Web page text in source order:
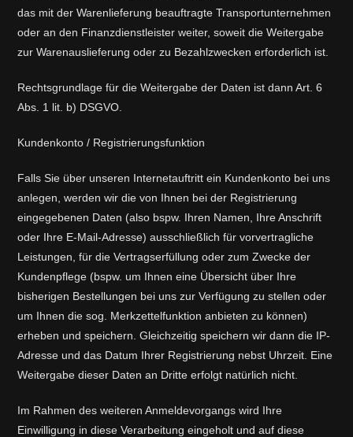
das mit der Warenlieferung beauftragte Transportunternehmen
oder an den Finanzdienstleister weiter, soweit die Weitergabe
zur Warenauslieferung oder zu Bezahlzwecken erforderlich ist.
Rechtsgrundlage für die Weitergabe der Daten ist dann Art. 6
Abs. 1 lit. b) DSGVO.
Kundenkonto / Registrierungsfunktion
Falls Sie über unseren Internetauftritt ein Kundenkonto bei uns
anlegen, werden wir die von Ihnen bei der Registrierung
eingegebenen Daten (also bspw. Ihren Namen, Ihre Anschrift
oder Ihre E-Mail-Adresse) ausschließlich für vorvertragliche
Leistungen, für die Vertragserfüllung oder zum Zwecke der
Kundenpflege (bspw. um Ihnen eine Übersicht über Ihre
bisherigen Bestellungen bei uns zur Verfügung zu stellen oder
um Ihnen die sog. Merkzettelfunktion anbieten zu können)
erheben und speichern. Gleichzeitig speichern wir dann die IP-
Adresse und das Datum Ihrer Registrierung nebst Uhrzeit. Eine
Weitergabe dieser Daten an Dritte erfolgt natürlich nicht.
Im Rahmen des weiteren Anmeldevorgangs wird Ihre
Einwilligung in diese Verarbeitung eingeholt und auf diese